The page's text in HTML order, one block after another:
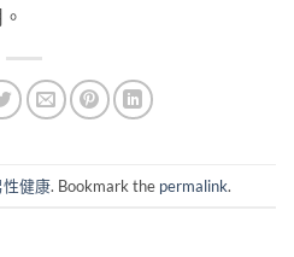
性健康. Bookmark the permalink.